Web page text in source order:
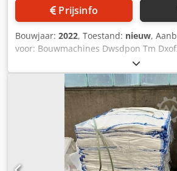
Prijsinfo
Bouwjaar: 2022, Toestand: nieuw,
voor: Bouwmachines Dwsdpon Tm